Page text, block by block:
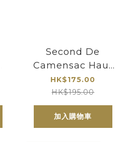
Second De
Camensac Haut
Medoc 2016 | 卡
門薩副牌
HK$175.00
HK$195.00
加入購物車